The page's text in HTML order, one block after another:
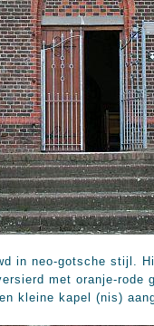
in neo-gotsche stijl.
met oranje-rode
kleine kapel (nis)